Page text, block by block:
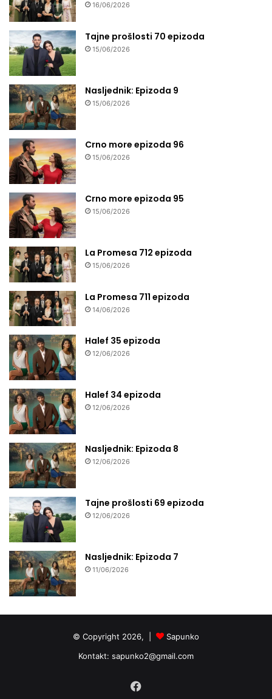
16/06/2026
Tajne prošlosti 70 epizoda
15/06/2026
Nasljednik: Epizoda 9
15/06/2026
Crno more epizoda 96
15/06/2026
Crno more epizoda 95
15/06/2026
La Promesa 712 epizoda
15/06/2026
La Promesa 711 epizoda
14/06/2026
Halef 35 epizoda
12/06/2026
Halef 34 epizoda
12/06/2026
Nasljednik: Epizoda 8
12/06/2026
Tajne prošlosti 69 epizoda
12/06/2026
Nasljednik: Epizoda 7
11/06/2026
© Copyright 2026, |
Sapunko
Kontakt: sapunko2@gmail.com
Facebook